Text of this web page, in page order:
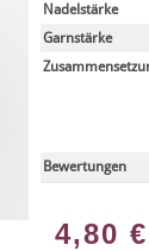
Nadelstärke
Garnstärke
Bewertungen
4,80 €